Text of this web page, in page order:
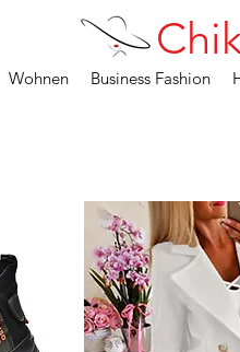
Wohnen Business Fashion